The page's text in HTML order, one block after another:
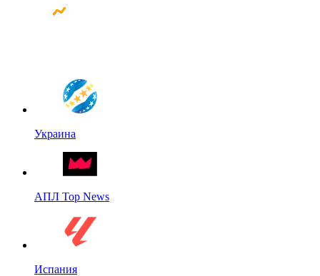
Украина
АПЛ Top News
Испания